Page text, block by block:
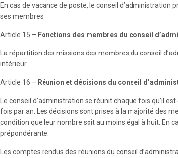
En cas de vacance de poste, le conseil d’administration
ses membres.
Article 15 – Fonctions des membres du conseil
La répartition des missions des membres du conseil
intérieur.
Article 16 – Réunion et décisions du conseil
Le conseil d’administration se réunit chaque fois qu’il
fois par an. Les décisions sont prises à la majorité des
condition que leur nombre soit au moins égal à huit. En
prépondérante.
Les comptes rendus des réunions du conseil